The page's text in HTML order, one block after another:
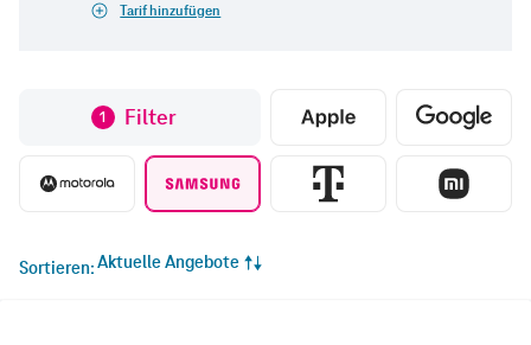
Tarif hinzufügen
1 Filter
Sortieren Aktuelle Angebote